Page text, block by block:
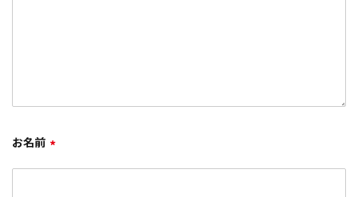
お名前 *